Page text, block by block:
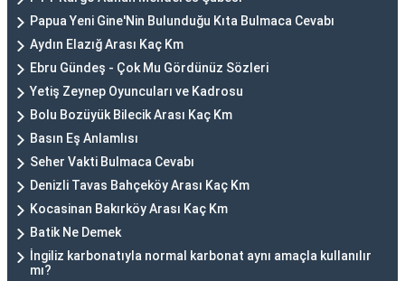
Papua Yeni Gine'Nin Bulunduğu Kıta Bulmaca Cevabı
Aydın Elazığ Arası Kaç Km
Ebru Gündeş - Çok Mu Gördünüz Sözleri
Yetiş Zeynep Oyuncuları ve Kadrosu
Bolu Bozüyük Bilecik Arası Kaç Km
Basın Eş Anlamlısı
Seher Vakti Bulmaca Cevabı
Denizli Tavas Bahçeköy Arası Kaç Km
Kocasinan Bakırköy Arası Kaç Km
Batik Ne Demek
İngiliz karbonatıyla normal karbonat aynı amaçla kullanılır
mı?